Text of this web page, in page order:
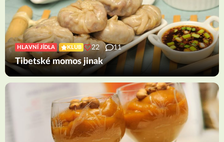
HLAVNÍ JÍDLA KLUB 22 11
Tibetské momos jinak